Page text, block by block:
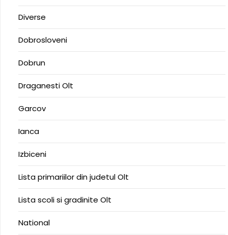
Diverse
Dobrosloveni
Dobrun
Draganesti Olt
Garcov
Ianca
Izbiceni
Lista primariilor din judetul Olt
Lista scoli si gradinite Olt
National